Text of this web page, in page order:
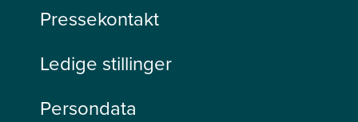
Pressekontakt
Ledige stillinger
Persondata